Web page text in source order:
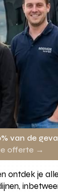
van de
offerte →
ontdek je